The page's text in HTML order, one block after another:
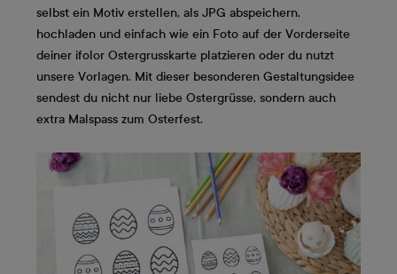
selbst ein Motiv erstellen, als JPG abspeichern,
hochladen und einfach wie ein Foto auf der Vorderseite
deiner ifolor Ostergrusskarte platzieren oder du nutzt
unsere Vorlagen. Mit dieser besonderen Gestaltungsidee
sendest du nicht nur liebe Ostergrüsse, sondern auch
extra Malspass zum Osterfest.